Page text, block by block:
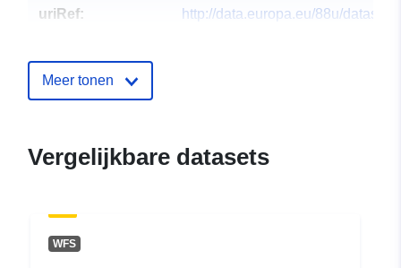
uriRef:
http://data.europa.eu/88u/dataset/
Meer tonen
Vergelijkbare datasets
WFS